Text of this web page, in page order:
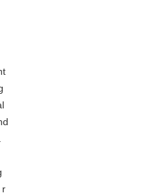
r